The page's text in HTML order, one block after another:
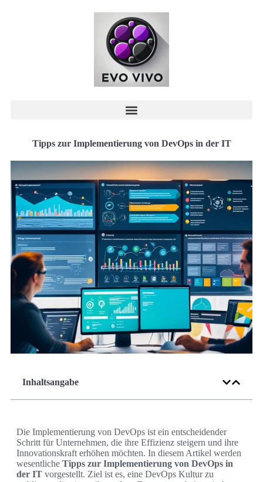
Tipps zur Implementierung von DevOps in der IT
Inhaltsangabe
Die Implementierung von DevOps ist ein entscheidender
Schritt für Unternehmen, die ihre Effizienz steigern und ihre
Innovationskraft erhöhen möchten. In diesem Artikel werden
wesentliche Tipps zur Implementierung von DevOps in
der IT vorgestellt. Ziel ist es, eine DevOps Kultur zu